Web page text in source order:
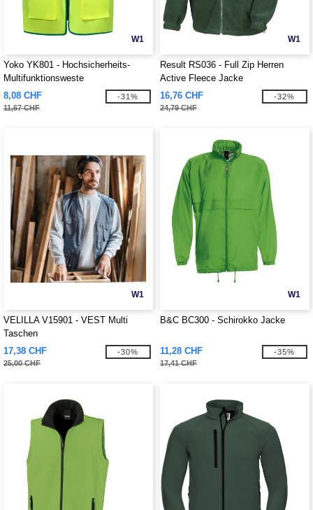
W1
Yoko YK801 - Hochsicherheits-
Multifunktionsweste
8,08 CHF
11,67 CHF
-31%
W1
Result RS036 - Full Zip Herren
Active Fleece Jacke
16,76 CHF
24,79 CHF
-32%
W1
VELILLA V15901 - VEST Multi
Taschen
17,38 CHF
25,00 CHF
-30%
W1
B&C BC300 - Schirokko Jacke
11,28 CHF
17,41 CHF
-35%